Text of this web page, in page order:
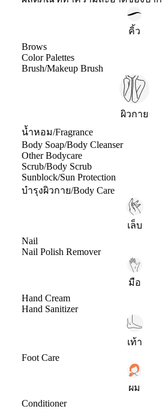
คิ้ว
Brows
Color Palettes
Brush/Makeup Brush
ผิวกาย
น้ำหอม/Fragrance
Body Soap/Body Cleanser
Other Bodycare
Scrub/Body Scrub
Sunblock/Sun Protection
บำรุงผิวกาย/Body Care
เล็บ
Nail
Nail Polish Remover
มือ
Hand Cream
Hand Sanitizer
เท้า
Foot Care
ผม
Conditioner